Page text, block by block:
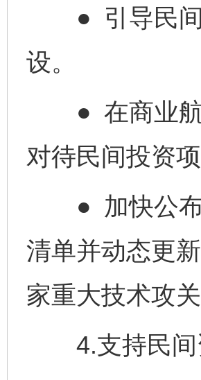
● 引导民间
设。
● 在商业航
对待民间投资
● 加快公布
清单并动态更
家重大技术攻关
4.支持民间
完善运行机制助力责任有效落实
东山县通报“牛蛙产品抗生素超标问题”